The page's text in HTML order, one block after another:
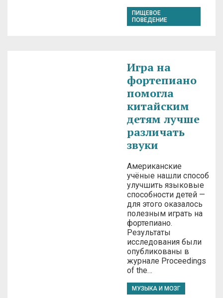
ПИЩЕВОЕ
ПОВЕДЕНИЕ
Игра на
фортепиано
помогла
китайским
детям лучше
различать
звуки
Американские
учёные нашли способ
улучшить языковые
способности детей —
для этого оказалось
полезным играть на
фортепиано.
Результаты
исследования были
опубликованы в
журнале Proceedings
of the…
МУЗЫКА И МОЗГ